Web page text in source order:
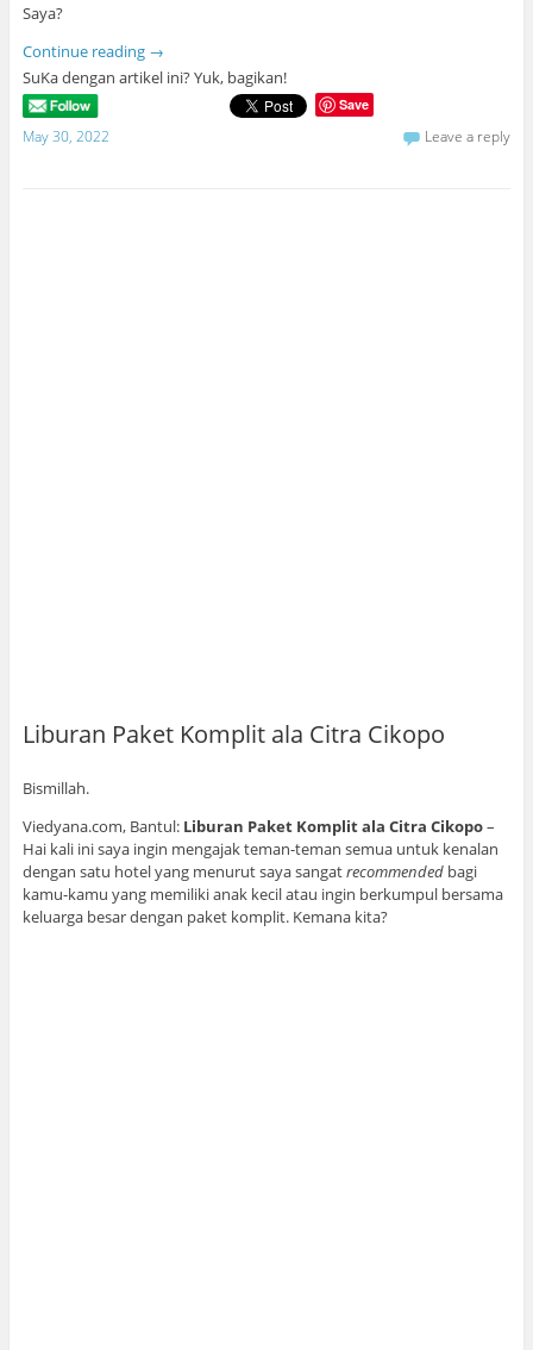
Saya?
Continue reading →
SuKa dengan artikel ini? Yuk, bagikan!
Save
May 30, 2022 Leave a reply
Liburan Paket Komplit ala Citra Cikopo
Bismillah.
Viedyana.com, Bantul: Liburan Paket Komplit ala Citra Cikopo–
Hai kali ini saya ingin mengajak teman-teman semua untuk kenalan
dengan satu hotel yang menurut saya sangatrecommendedbagi
kamu-kamu yang memiliki anak kecil atau ingin berkumpul bersama
keluarga besar dengan paket komplit. Kemana kita?